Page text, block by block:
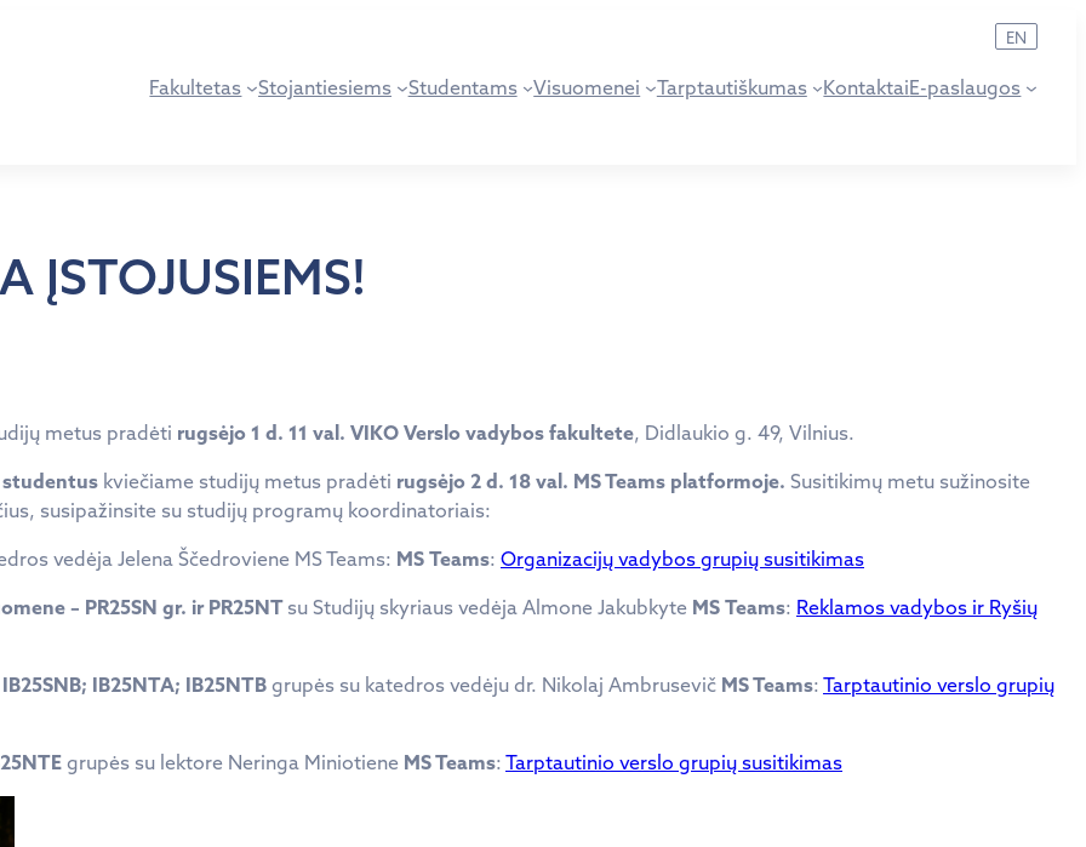
Fakultetas Stojantiesiems Studentams Visuomenei Tarptautiškumas KontaktaiE-paslaugos
EN
ĮSTOJUSIEMS!
metus pradėti rugsėjo 1 d. 11 val. VIKO Verslo vadybos fakultete, Didlaukio g. 49, Vilnius.
kviečiame studijų metus pradėti rugsėjo 2 d. 18 val. MS Teams platformoje. Susitikimų metu sužinosite
susipažinsite su studijų programų koordinatoriais:
vedėja Jelena Ščedroviene MS Teams: MS Teams: Organizacijų vadybos grupių susitikimas
– PR25SN gr. irPR25NT su Studijų skyriaus vedėja Almone Jakubkyte MS Teams: Reklamos vadybos ir Ryšių
IB25NTA; IB25NTB grupės su katedros vedėju dr. Nikolaj Ambrusevič MS Teams: Tarptautinio verslo grupių
grupės su lektore Neringa Miniotiene MS Teams: Tarptautinio verslo grupių susitikimas